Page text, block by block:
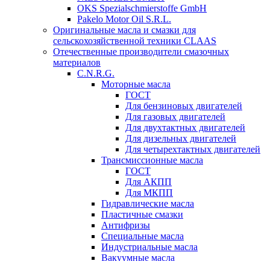
OKS Spezialschmierstoffe GmbH
Pakelo Motor Oil S.R.L.
Оригинальные масла и смазки для
сельскохозяйственной техники CLAAS
Отечественные производители смазочных
материалов
C.N.R.G.
Моторные масла
ГОСТ
Для бензиновых двигателей
Для газовых двигателей
Для двухтактных двигателей
Для дизельных двигателей
Для четырехтактных двигателей
Трансмиссионные масла
ГОСТ
Для АКПП
Для МКПП
Гидравлические масла
Пластичные смазки
Антифризы
Специальные масла
Индустриальные масла
Вакуумные масла